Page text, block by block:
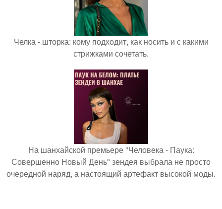
Челка - шторка: кому подходит, как носить и с какими
стрижками сочетать.
На шанхайской премьере "Человека - Паука:
Совершенно Новый День" зендея выбрала не просто
очередной наряд, а настоящий артефакт высокой моды.